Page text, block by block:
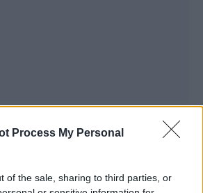
Process My Personal
of the sale, sharing to third parties, or